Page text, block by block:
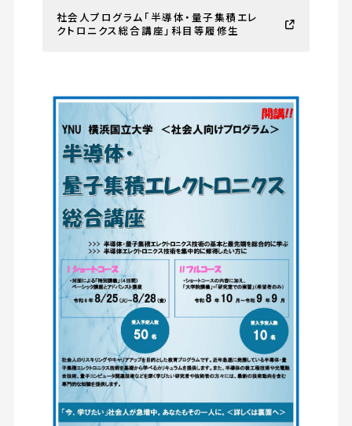
社会人プログラム「半導体・量子集積エレ
クトロニクス総合講座」科目等履修生